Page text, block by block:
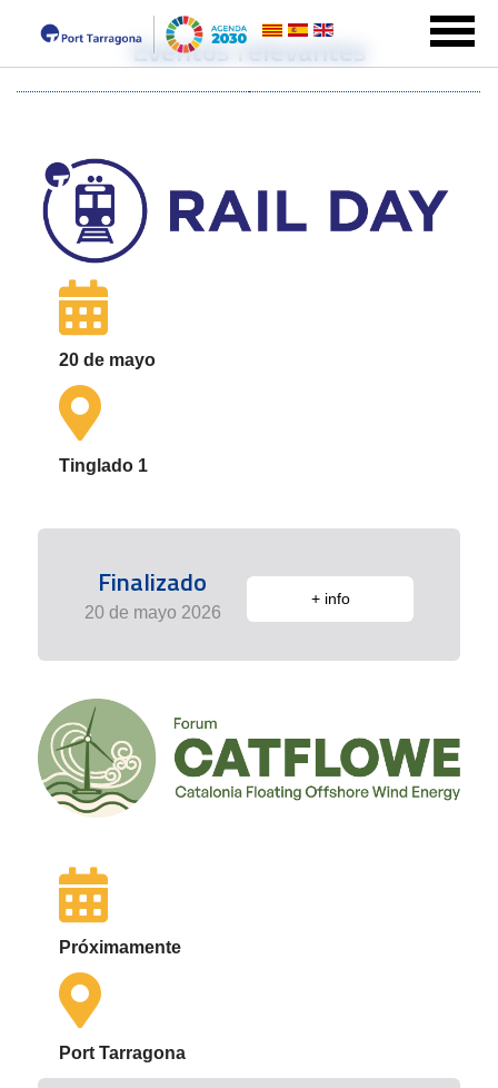
Eventos relevantes
20 de mayo
Tinglado 1
Finalizado
20 de mayo 2026
+ info
Próximamente
Port Tarragona